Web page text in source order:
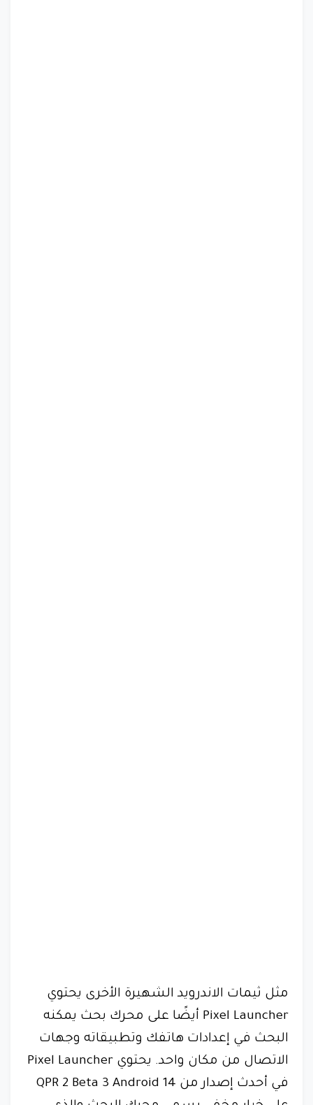
مثل ثيمات الاندرويد الشهيرة الأخرى يحتوي
Pixel Launcher أيضًا على محرك بحث يمكنه
البحث في إعدادات هاتفك وتطبيقاته وجهات
الاتصال من مكان واحد. يحتوي Pixel Launcher
في أحدث إصدار من QPR 2 Beta 3 Android 14